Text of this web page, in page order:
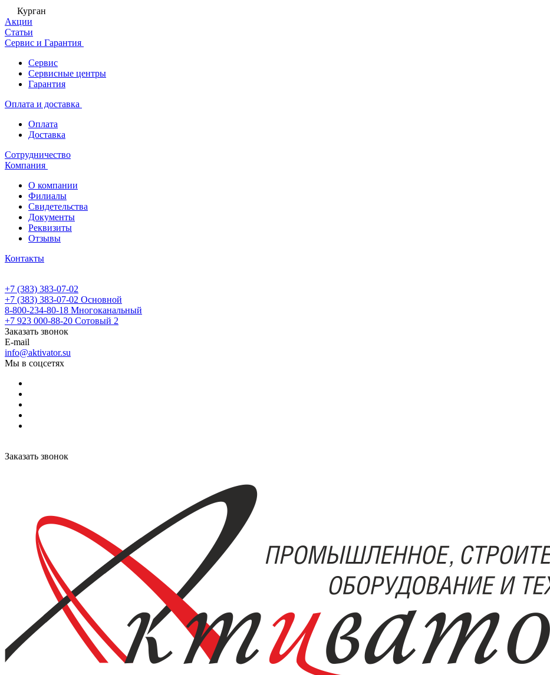
Курган
Акции
Статьи
Сервис и Гарантия
Сервис
Сервисные центры
Гарантия
Оплата и доставка
Оплата
Доставка
Сотрудничество
Компания
О компании
Филиалы
Свидетельства
Документы
Реквизиты
Отзывы
Контакты
+7 (383) 383-07-02
+7 (383) 383-07-02 Основной
8-800-234-80-18 Многоканальный
+7 923 000-88-20 Сотовый 2
Заказать звонок
E-mail
info@aktivator.su
Мы в соцсетях
Заказать звонок